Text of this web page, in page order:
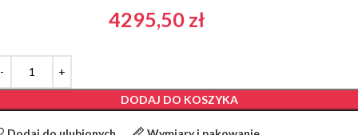
4295,50 zł
DODAJ DO KOSZYKA